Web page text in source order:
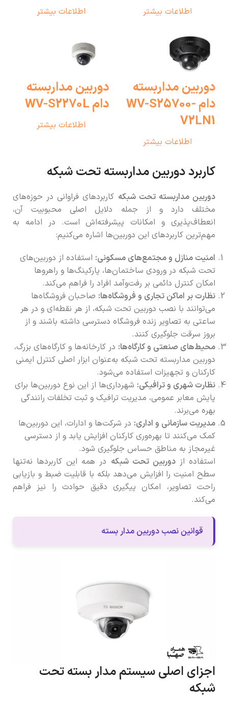
اطلاعات بیشتر اطلاعات بیشتر
دوربین مداربسته
دام WV-S25700-
V2LN1
اطلاعات بیشتر
دوربین مداربسته
دام WV-S2270L
اطلاعات بیشتر
کاربرد دوربین مداربسته تحت شبکه
دوربین مداربسته تحت شبکه کاربردهای فراوانی در حوزه‌های
مختلف دارد و از جمله دلایل اصلی محبوبیت آن،
انعطاف‌پذیری و امکانات پیشرفته‌اش است. در ادامه به
مهم‌ترین کاربردهای این دوربین‌ها اشاره می‌کنیم:
امنیت منازل و مجتمع‌های مسکونی: استفاده از دوربین‌های
تحت شبکه در ورودی ساختمان‌ها، پارکینگ‌ها و راهروها
امکان کنترل دائمی بر رفت‌وآمد افراد را فراهم می‌کند.
نظارت بر اماکن تجاری و فروشگاه‌ها: صاحبان فروشگاه‌ها
می‌توانند با نصب دوربین تحت شبکه، از هر نقطه‌ای و در هر
ساعتی به تصاویر زنده فروشگاه دسترسی داشته باشند و از
بروز سرقت جلوگیری کنند.
محیط‌های صنعتی و کارگاه‌ها: در کارخانه‌ها و کارگاه‌های بزرگ،
دوربین مداربسته تحت شبکه به‌عنوان ابزار اصلی کنترل ایمنی
کارکنان و تجهیزات استفاده می‌شود.
نظارت شهری و ترافیکی: شهرداری‌ها از این نوع دوربین‌ها برای
پایش معابر عمومی، مدیریت ترافیک و ثبت تخلفات رانندگی
بهره می‌برند.
مدیریت سازمانی و اداری: در شرکت‌ها و ادارات، این دوربین‌ها
کمک می‌کنند تا بهره‌وری کارکنان افزایش یابد و از دسترسی
غیرمجاز به مناطق حساس جلوگیری شود.
استفاده ازدوربین تحت شبکه در همه این کاربردها نه‌تنها
سطح امنیت را افزایش می‌دهد بلکه با قابلیت ضبط و بازیابی
راحت تصاویر، امکان پیگیری دقیق حوادث را نیز فراهم
می‌کند.
قوانین نصب دوربین مدار بسته
اجزای اصلی سیستم مدار بسته تحت
شبکه